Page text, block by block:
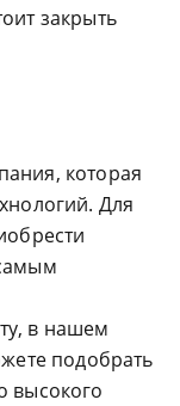
закрыть
которая
Для
в нашем
подобрать
высокого